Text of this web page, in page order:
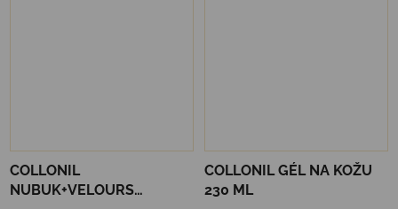
COLLONIL
NUBUK+VELOURS
COLLONIL GÉL NA KOŽU
230 ML